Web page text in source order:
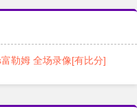
勒姆 全场录像[有比分]